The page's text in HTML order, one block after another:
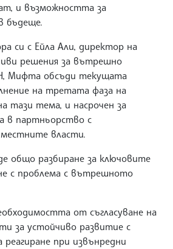
и възможността за
бъдеще.
си с Ейла Али, директор на
решения за вътрешно
Мифта обсъди текущата
на третата фаза на
тази тема, и насрочен за
в партньорство с
власти.
общо разбиране за ключовите
с проблема с вътрешното
от съгласуване на
за устойчиво развитие с
при извънредни